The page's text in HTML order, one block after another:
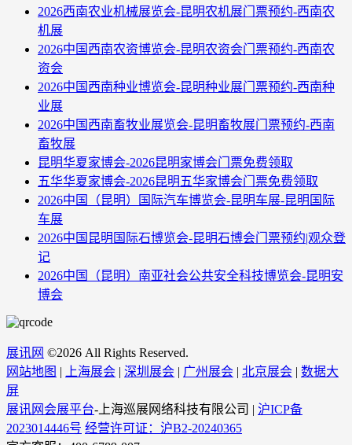
2026西南农业机械展览会-昆明农机展门票预约-西南农
机展
2026中国西南农资博览会-昆明农资会门票预约-西南农
资会
2026中国西南种业博览会-昆明种业展门票预约-西南种
业展
2026中国西南畜牧业展览会-昆明畜牧展门票预约-西南
畜牧展
昆明华夏家博会-2026昆明家博会门票免费领取
五华华夏家博会-2026昆明五华家博会门票免费领取
2026中国（昆明）国际汽车博览会-昆明车展-昆明国际
车展
2026中国昆明国际石博览会-昆明石博会门票预约|观众登
记
2026中国（昆明）南亚社会公共安全科技博览会-昆明安
博会
展讯网 ©2026 All Rights Reserved.
网站地图 | 上海展会 | 深圳展会 | 广州展会 | 北京展会 | 数据大
屏
展讯网会展平台-上海巡展网络科技有限公司 | 沪ICP备
2023014446号 经营许可证：沪B2-20240365